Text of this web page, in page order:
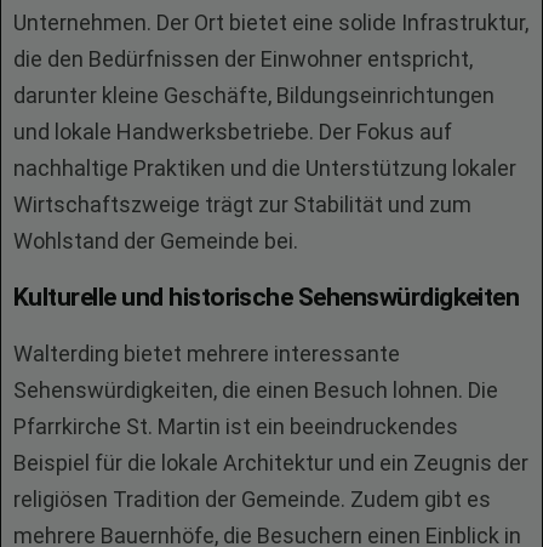
Unternehmen. Der Ort bietet eine solide Infrastruktur,
die den Bedürfnissen der Einwohner entspricht,
darunter kleine Geschäfte, Bildungseinrichtungen
und lokale Handwerksbetriebe. Der Fokus auf
nachhaltige Praktiken und die Unterstützung lokaler
Wirtschaftszweige trägt zur Stabilität und zum
Wohlstand der Gemeinde bei.
Kulturelle und historische Sehenswürdigkeiten
Walterding bietet mehrere interessante
Sehenswürdigkeiten, die einen Besuch lohnen. Die
Pfarrkirche St. Martin ist ein beeindruckendes
Beispiel für die lokale Architektur und ein Zeugnis der
religiösen Tradition der Gemeinde. Zudem gibt es
mehrere Bauernhöfe, die Besuchern einen Einblick in